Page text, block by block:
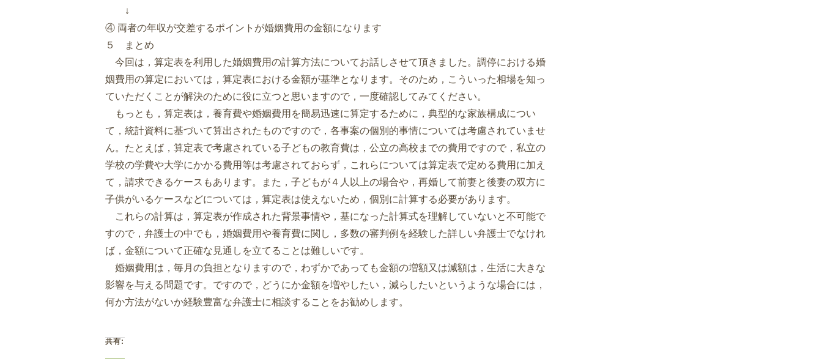
↓
④ 両者の年収が交差するポイントが婚姻費用の金額になります
５ まとめ
今回は，算定表を利用した婚姻費用の計算方法についてお話しさせて頂きました。調停における婚
姻費用の算定においては，算定表における金額が基準となります。そのため，こういった相場を知っ
ていただくことが解決のために役に立つと思いますので，一度確認してみてください。
もっとも，算定表は，養育費や婚姻費用を簡易迅速に算定するために，典型的な家族構成につい
て，統計資料に基づいて算出されたものですので，各事案の個別的事情については考慮されていませ
ん。たとえば，算定表で考慮されている子どもの教育費は，公立の高校までの費用ですので，私立の
学校の学費や大学にかかる費用等は考慮されておらず，これらについては算定表で定める費用に加え
て，請求できるケースもあります。また，子どもが４人以上の場合や，再婚して前妻と後妻の双方に
子供がいるケースなどについては，算定表は使えないため，個別に計算する必要があります。
これらの計算は，算定表が作成された背景事情や，基になった計算式を理解していないと不可能で
すので，弁護士の中でも，婚姻費用や養育費に関し，多数の審判例を経験した詳しい弁護士でなけれ
ば，金額について正確な見通しを立てることは難しいです。
婚姻費用は，毎月の負担となりますので，わずかであっても金額の増額又は減額は，生活に大きな
影響を与える問題です。ですので，どうにか金額を増やしたい，減らしたいというような場合には，
何か方法がないか経験豊富な弁護士に相談することをお勧めします。
共有: